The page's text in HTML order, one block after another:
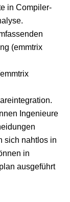
in Compiler-
(emmtrix
Ingenieure
sich nahtlos in
in
ausgeführt